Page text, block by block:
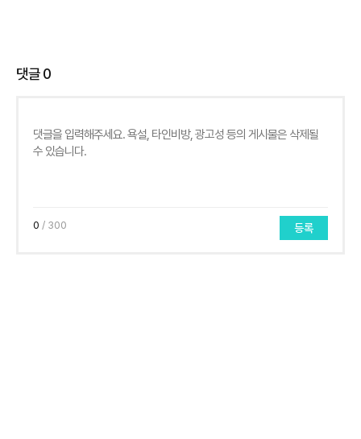
댓글0
0 / 300 등록